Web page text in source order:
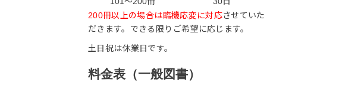
200冊以上の場合は臨機応変に対応させていた
だきます。できる限りご希望に応じます。
土日祝は休業日です。
料金表（一般図書）